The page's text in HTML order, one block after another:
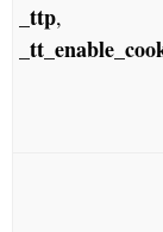
_ttp,